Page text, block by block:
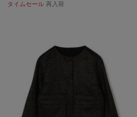
タイムセール 再入荷